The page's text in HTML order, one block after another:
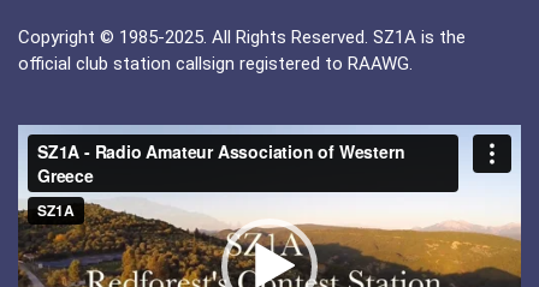
Copyright © 1985-2025. All Rights Reserved. SZ1A is the
official club station callsign registered to RAAWG.
Πρόγραμμα
Αναπαραγωγής
Βίντεο